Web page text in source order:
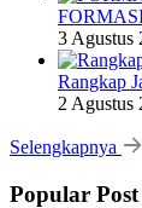
3 Agustus
Rangkap
2 Agustus
Selengkapnya
Popular Post